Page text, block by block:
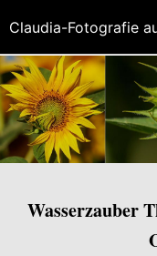
Wasserzauber
Claudia-Fotografie